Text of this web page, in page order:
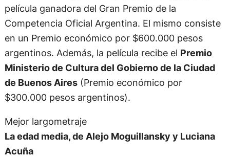
película ganadora del Gran Premio de la
Competencia Oficial Argentina. El mismo consiste
en un Premio económico por $600.000 pesos
argentinos. Además, la película recibe el Premio
Ministerio de Cultura del Gobierno de la Ciudad
de Buenos Aires(Premio económico por
$300.000 pesos argentinos).
Mejor largometraje
La edad media, de Alejo Moguillansky y Luciana
Acuña